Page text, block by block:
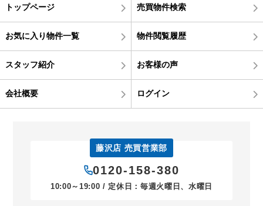
トップページ 売買物件検索
お気に入り物件一覧 物件閲覧履歴
スタッフ紹介 お客様の声
会社概要 ログイン
藤沢店 売買営業部
0120-158-380
10:00～19:00 / 定休日：毎週火曜日、水曜日